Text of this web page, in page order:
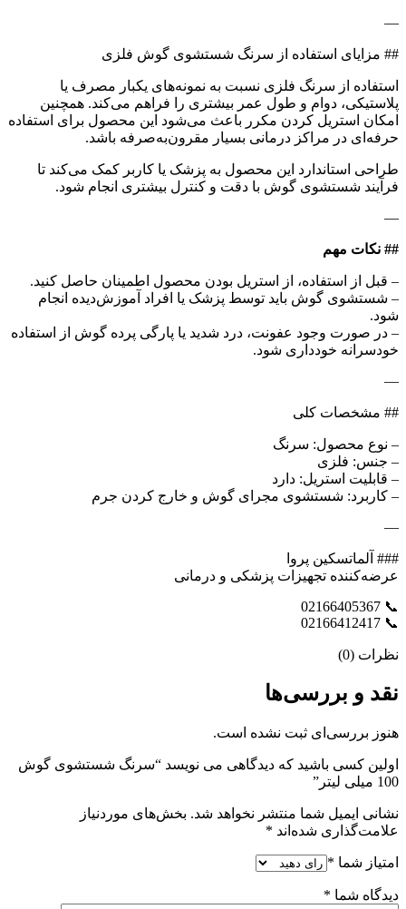
—
## مزایای استفاده از سرنگ شستشوی گوش فلزی
استفاده از سرنگ فلزی نسبت به نمونه‌های یکبار مصرف یا
پلاستیکی، دوام و طول عمر بیشتری را فراهم می‌کند. همچنین
امکان استریل کردن مکرر باعث می‌شود این محصول برای استفاده
حرفه‌ای در مراکز درمانی بسیار مقرون‌به‌صرفه باشد.
طراحی استاندارد این محصول به پزشک یا کاربر کمک می‌کند تا
فرآیند شستشوی گوش با دقت و کنترل بیشتری انجام شود.
—
## نکات مهم
– قبل از استفاده، از استریل بودن محصول اطمینان حاصل کنید.
– شستشوی گوش باید توسط پزشک یا افراد آموزش‌دیده انجام
شود.
– در صورت وجود عفونت، درد شدید یا پارگی پرده گوش از استفاده
خودسرانه خودداری شود.
—
## مشخصات کلی
– نوع محصول: سرنگ
– جنس: فلزی
– قابلیت استریل: دارد
– کاربرد: شستشوی مجرای گوش و خارج کردن جرم
—
### آلماتسکین پروا
عرضه‌کننده تجهیزات پزشکی و درمانی
📞 02166405367
📞 02166412417
نظرات (0)
نقد و بررسی‌ها
هنوز بررسی‌ای ثبت نشده است.
اولین کسی باشید که دیدگاهی می نویسد “سرنگ شستشوی گوش
100 میلی لیتر”
نشانی ایمیل شما منتشر نخواهد شد. بخش‌های موردنیاز
علامت‌گذاری شده‌اند *
امتیاز شما *
دیدگاه شما *